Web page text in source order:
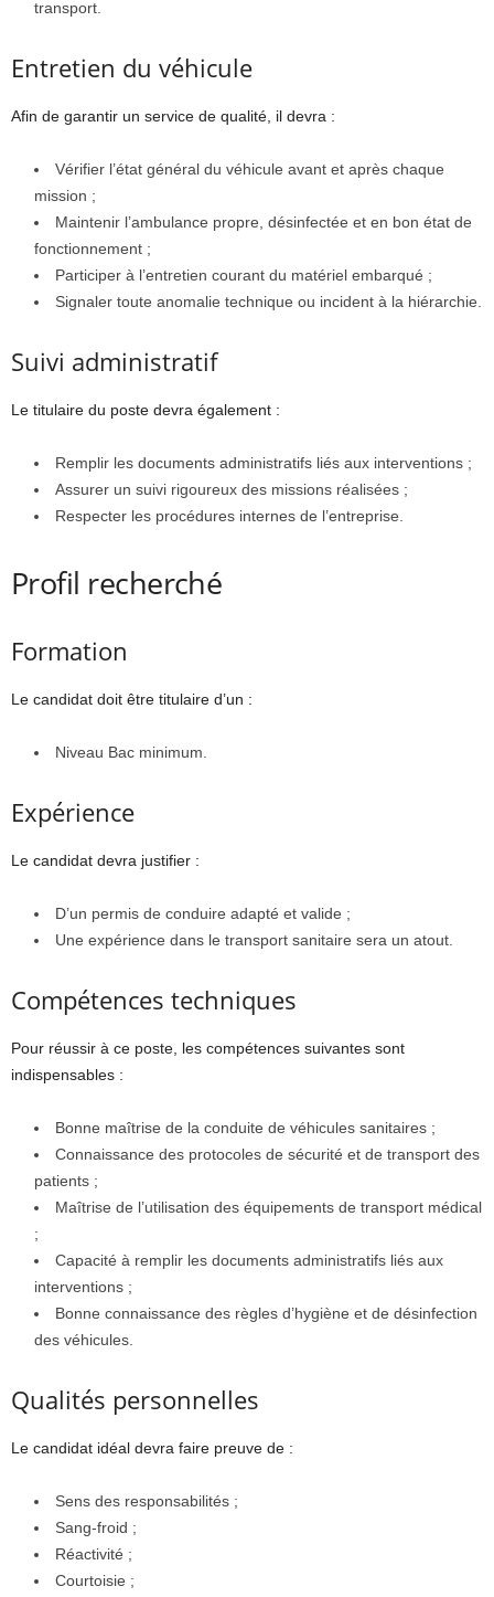
transport.
Entretien du véhicule
Afin de garantir un service de qualité, il devra :
Vérifier l’état général du véhicule avant et après chaque
mission ;
Maintenir l’ambulance propre, désinfectée et en bon état de
fonctionnement ;
Participer à l’entretien courant du matériel embarqué ;
Signaler toute anomalie technique ou incident à la hiérarchie.
Suivi administratif
Le titulaire du poste devra également :
Remplir les documents administratifs liés aux interventions ;
Assurer un suivi rigoureux des missions réalisées ;
Respecter les procédures internes de l’entreprise.
Profil recherché
Formation
Le candidat doit être titulaire d’un :
Niveau Bac minimum.
Expérience
Le candidat devra justifier :
D’un permis de conduire adapté et valide ;
Une expérience dans le transport sanitaire sera un atout.
Compétences techniques
Pour réussir à ce poste, les compétences suivantes sont
indispensables :
Bonne maîtrise de la conduite de véhicules sanitaires ;
Connaissance des protocoles de sécurité et de transport des
patients ;
Maîtrise de l’utilisation des équipements de transport médical
;
Capacité à remplir les documents administratifs liés aux
interventions ;
Bonne connaissance des règles d’hygiène et de désinfection
des véhicules.
Qualités personnelles
Le candidat idéal devra faire preuve de :
Sens des responsabilités ;
Sang-froid ;
Réactivité ;
Courtoisie ;